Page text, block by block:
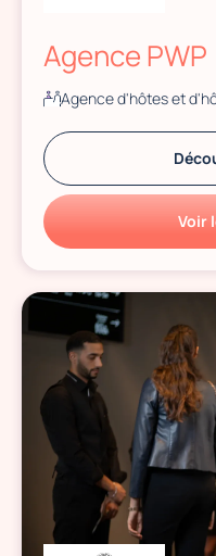
Agence PWP
Agence d'hôtes et
Voir